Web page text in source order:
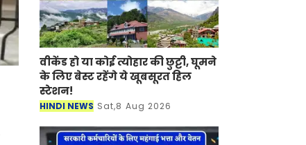
वीकेंड हो या कोई त्योहार की छुट्टी, घूमने
के लिए बेस्ट रहेंगे ये खूबसूरत हिल
स्टेशन!
HINDI NEWS Sat,8 Aug 2026